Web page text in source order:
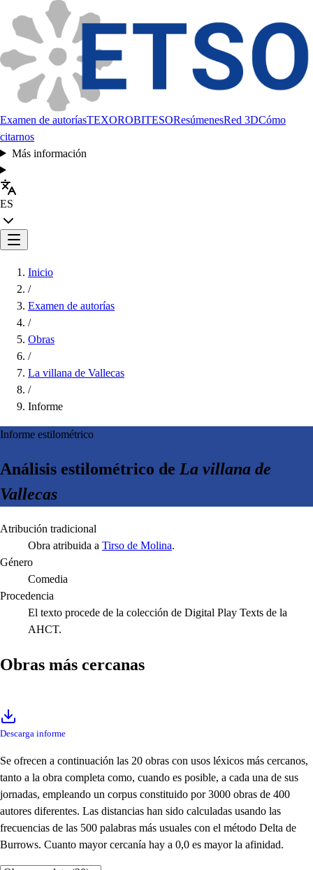
Examen de autoríasTEXOROBITESOResúmenesRed 3DCómo
citarnos
Más información
ES
Inicio
/
Examen de autorías
/
Obras
/
La villana de Vallecas
/
Informe
Informe estilométrico
Análisis estilométrico de La villana de
Vallecas
Atribución tradicional
Obra atribuida a Tirso de Molina.
Género
Comedia
Procedencia
El texto procede de la colección de Digital Play Texts de la
AHCT.
Obras más cercanas
Descarga informe
Se ofrecen a continuación las 20 obras con usos léxicos más cercanos,
tanto a la obra completa como, cuando es posible, a cada una de sus
jornadas, empleando un corpus constituido por 3000 obras de 400
autores diferentes. Las distancias han sido calculadas usando las
frecuencias de las 500 palabras más usuales con el método Delta de
Burrows. Cuanto mayor cercanía hay a 0,0 es mayor la afinidad.